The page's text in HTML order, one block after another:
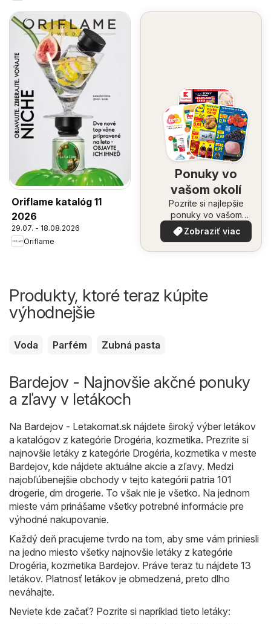
Oriflame katalóg 11
2026
29.07. - 18.08.2026
Oriflame
Ponuky vo
vašom okolí
Pozrite si najlepšie
ponuky vo vašom
okolí
Zobraziť viac
Produkty, ktoré teraz kúpite
výhodnejšie
Voda Parfém Zubná pasta
Bardejov - Najnovšie akčné ponuky
a zľavy v letákoch
Na Bardejov - Letakomat.sk nájdete široký výber letákov
a katalógov z kategórie Drogéria, kozmetika. Prezrite si
najnovšie letáky z kategórie Drogéria, kozmetika v meste
Bardejov, kde nájdete aktuálne akcie a zľavy. Medzi
najobľúbenejšie obchody v tejto kategórii patria 101
drogerie, dm drogerie. To však nie je všetko. Na jednom
mieste vám prinášame všetky potrebné informácie pre
výhodné nakupovanie.
Každý deň pracujeme tvrdo na tom, aby sme vám priniesli
na jedno miesto všetky najnovšie letáky z kategórie
Drogéria, kozmetika Bardejov. Práve teraz tu nájdete 13
letákov. Platnosť letákov je obmedzená, preto dlho
neváhajte.
Neviete kde začať? Pozrite si napríklad tieto letáky: